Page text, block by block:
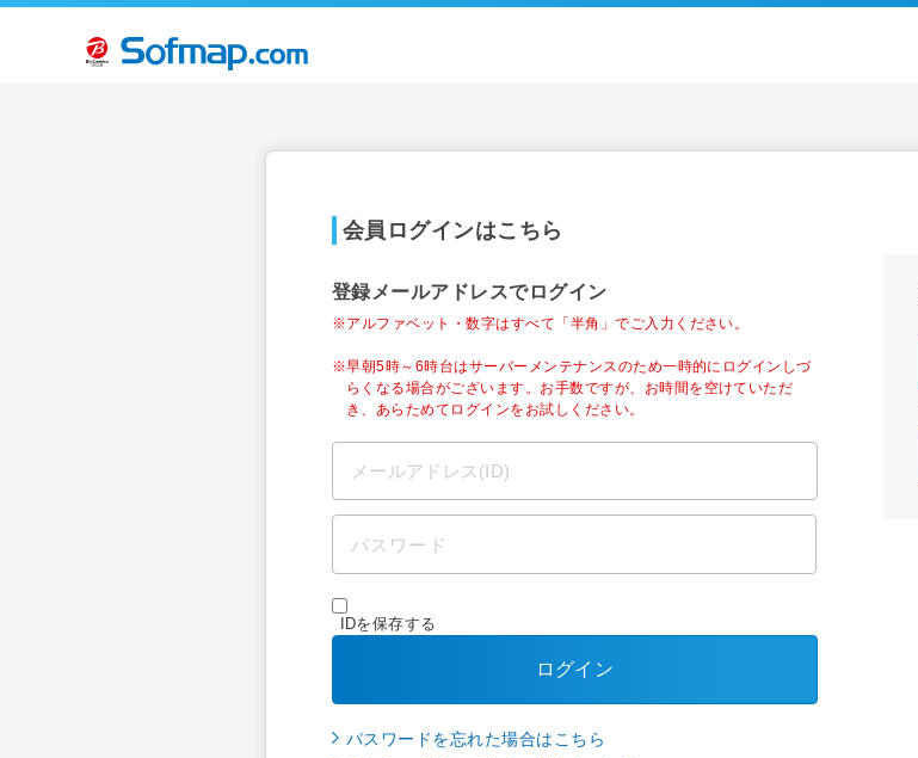
会員ログインはこちら
登録メールアドレスでログイン
※アルファベット・数字はすべて「半角」でご入力ください。
※早朝5時～6時台はサーバーメンテナンスのため一時的にログインしづ
らくなる場合がございます。お手数ですが、お時間を空けていただ
き、あらためてログインをお試しください。
IDを保存する
ログイン
パスワードを忘れた場合はこちら